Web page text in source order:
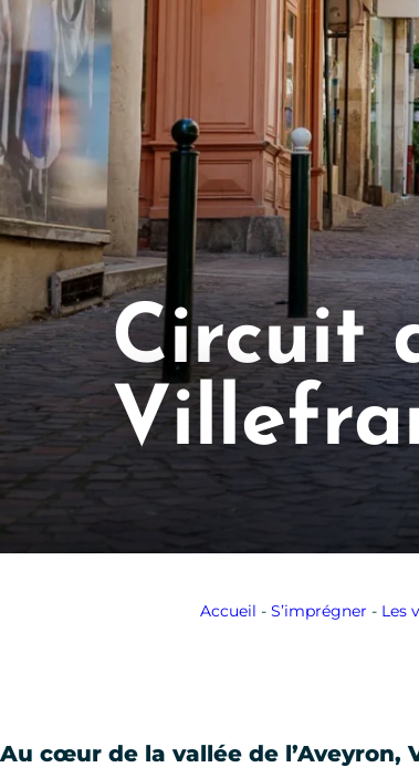
Circuit
Accueil - S’imprégner - Les
Au cœur de la vallée de l’Aveyron,